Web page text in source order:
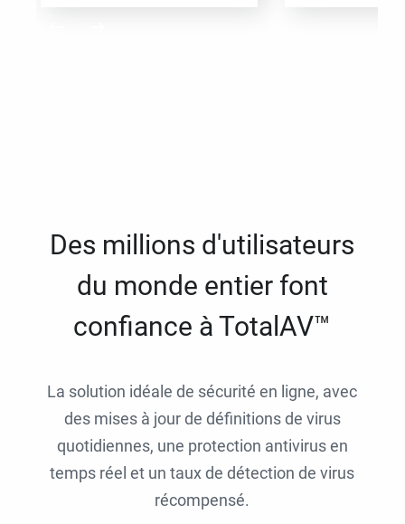
Des millions d'utilisateurs
du monde entier font
confiance à TotalAV™
La solution idéale de sécurité en ligne, avec
des mises à jour de définitions de virus
quotidiennes, une protection antivirus en
temps réel et un taux de détection de virus
récompensé.